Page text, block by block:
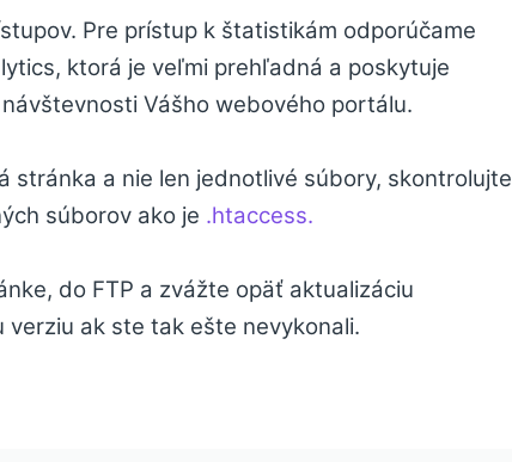
Pre prístup k štatistikám odporúčame
ktorá je veľmi prehľadná a poskytuje
Vášho webového portálu.
stránka a nie len jednotlivé súbory, skontrolujte
súborov ako je .htaccess.
do FTP a zvážte opäť aktualizáciu
ak ste tak ešte nevykonali.